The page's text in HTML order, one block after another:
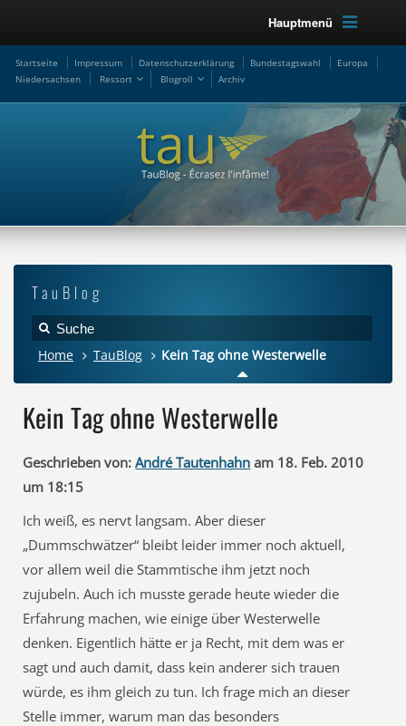
Hauptmenü
Startseite Impressum Datenschutzerklärung Bundestagswahl
Europa
Niedersachsen
Ressort Blogroll Archiv
TauBlog
Home TauBlog Kein Tag ohne Westerwelle
Kein Tag ohne Westerwelle
Geschrieben von: André Tautenhahn am 18. Feb. 2010
um 18:15
Ich weiß, es nervt langsam. Aber dieser
„Dummschwätzer“ bleibt leider immer noch aktuell,
vor allem weil die Stammtische ihm jetzt noch
zujubeln. Auch ich musste gerade heute wieder die
Erfahrung machen, wie einige über Westerwelle
denken. Eigentlich hätte er ja Recht, mit dem was er
sagt und auch damit, dass kein anderer sich trauen
würde, es ihm gleich zu tun. Ich frage mich an dieser
Stelle immer, warum man das besonders